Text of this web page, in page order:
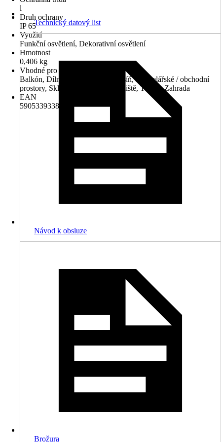
l
Druh ochrany
IP 65
Využití
Funkční osvětlení, Dekorativní osvětlení
Hmotnost
0,406 kg
Vhodné pro prostory
Balkón, Dílna, Garáž, Hala/ předsíň, Kancelářské / obchodní
prostory, Sklep, Schodiště, Staveniště, Terasa, Zahrada
EAN
5905339338877
Technický datový list
Návod k obsluze
Brožura